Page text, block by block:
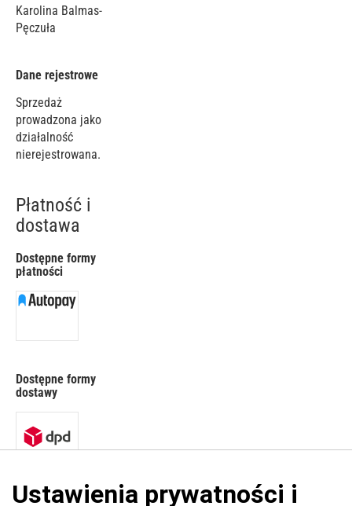
Karolina Balmas-
Pęczuła
Dane rejestrowe
Sprzedaż
prowadzona jako
działalność
nierejestrowana.
Płatność i
dostawa
Dostępne formy
płatności
Dostępne formy
dostawy